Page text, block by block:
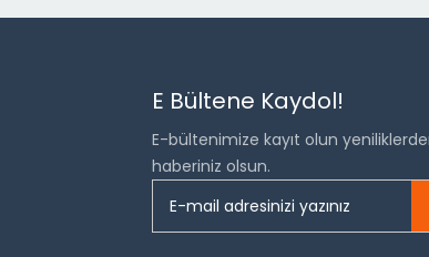
E Bültene Kaydol!
E-bültenimize kayıt olun
haberiniz olsun.